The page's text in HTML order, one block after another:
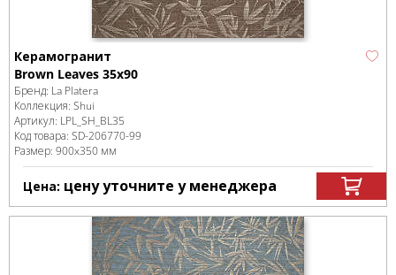
Керамогранит
Brown Leaves 35x90
Бренд: La Platera
Коллекция: Shui
Артикул: LPL_SH_BL35
Код товара: SD-206770-99
Размер: 900x350 мм
Цена: цену уточните у менеджера